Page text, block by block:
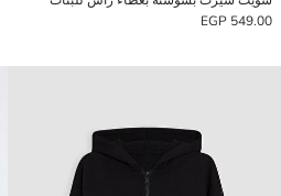
549.00 EGP